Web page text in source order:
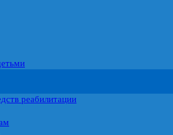
реабилитации